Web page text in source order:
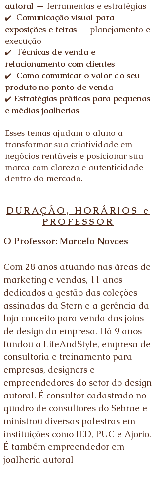
autoral — ferramentas e estratégias
✔️ Comunicação visual para
exposições e feiras — planejamento e
execução
✔️ Técnicas de venda e
relacionamento com clientes
✔️
Como comunicar o valor do seu
produto no ponto de venda
✔️ Estratégias práticas para pequenas
e médias joalherias
Esses temas ajudam o aluno a
transformar sua criatividade em
negócios rentáveis e posicionar sua
marca com clareza e autenticidade
dentro do mercado.
DURAÇÃO, HORÁRIOS e
PROFESSOR
O Professor: Marcelo Novaes
Com 28 anos atuando nas áreas de
marketing e vendas, 11 anos
dedicados a gestão das coleções
assinadas da Stern e a gerência da
loja conceito para venda das joias
de design da empresa. Há 9 anos
fundou a LifeAndStyle, empresa de
consultoria e treinamento para
empresas, designers e
empreendedores do setor do design
autoral. É consultor cadastrado no
quadro de consultores do Sebrae e
ministrou diversas palestras em
instituições como IED, PUC e Ajorio.
É também empreendedor em
joalheria autoral